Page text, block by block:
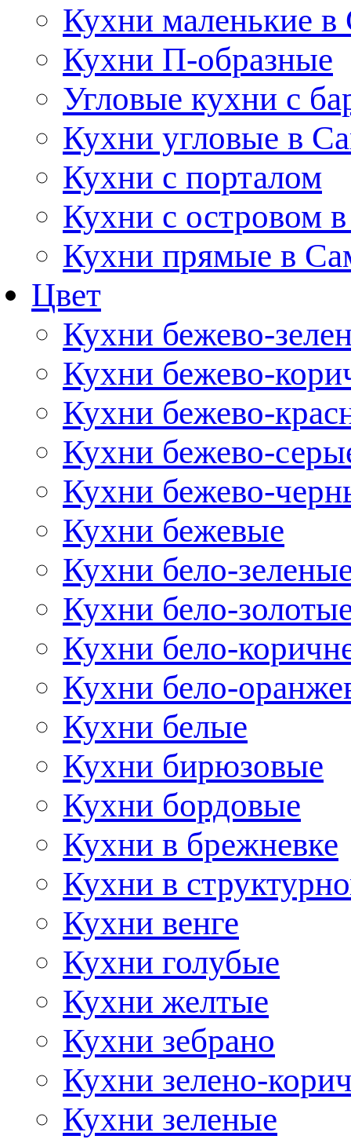
Кухни маленькие в
Кухни П-образные
Угловые кухни с
Кухни угловые в
Кухни с порталом
Кухни с островом
Кухни прямые в
Цвет
Кухни бежево-
Кухни бежево-
Кухни бежево-
Кухни бежево-
Кухни бежево-
Кухни бежевые
Кухни бело-
Кухни бело-
Кухни бело-
Кухни бело-
Кухни белые
Кухни бирюзовые
Кухни бордовые
Кухни в брежневке
Кухни в
Кухни венге
Кухни голубые
Кухни желтые
Кухни зебрано
Кухни зелено-
Кухни зеленые